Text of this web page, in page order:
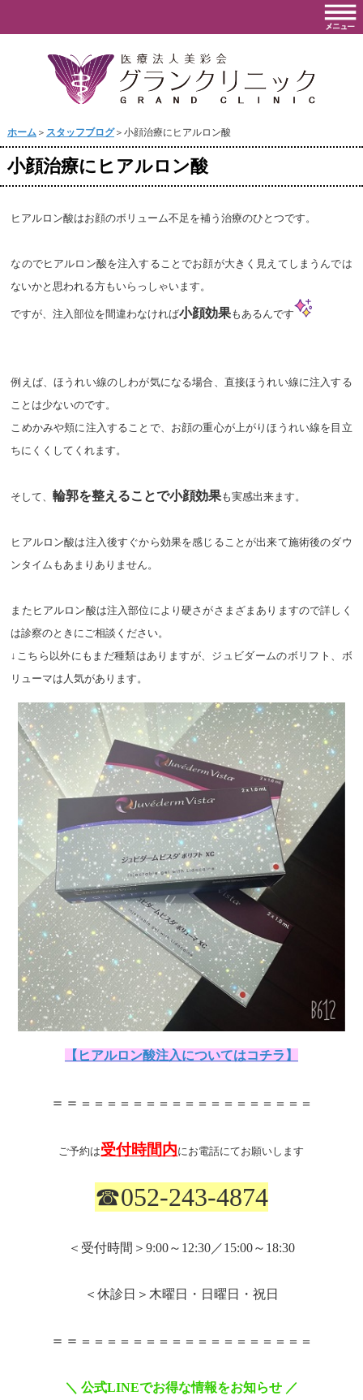
ホーム＞ スタッフブログ＞小顔治療にヒアルロン酸
小顔治療にヒアルロン酸
ヒアルロン酸はお顔のボリューム不足を補う治療のひとつです。
なのでヒアルロン酸を注入することでお顔が大きく見えてしまうんでは
ないかと思われる方もいらっしゃいます。
ですが、注入部位を間違わなければ小顔効果もあるんです
例えば、ほうれい線のしわが気になる場合、直接ほうれい線に注入する
ことは少ないのです。
こめかみや頬に注入することで、お顔の重心が上がりほうれい線を目立
ちにくくしてくれます。
そして、輪郭を整えることで小顔効果も実感出来ます。
ヒアルロン酸は注入後すぐから効果を感じることが出来て施術後のダウ
ンタイムもあまりありません。
またヒアルロン酸は注入部位により硬さがさまざまありますので詳しく
は診察のときにご相談ください。
↓こちら以外にもまだ種類はありますが、ジュビダームのボリフト、ボ
リューマは人気があります。
【ヒアルロン酸注入についてはコチラ】
＝＝ ＝＝＝＝＝＝＝＝＝＝＝＝＝＝＝＝＝＝
ご予約は受付時間内にお電話にてお願いします
☎052-243-4874
＜受付時間＞ 9:00～ 12:30／15:00～ 18:30
＜休診日＞木曜日・日曜日・祝日
＝＝ ＝＝＝＝＝＝＝＝＝＝＝＝＝＝＝＝＝＝
＼ 公式LINEでお得な情報をお知らせ ／